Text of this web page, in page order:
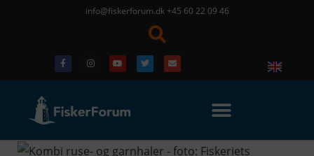
info@fiskerforum.dk +45 60 22 09 46